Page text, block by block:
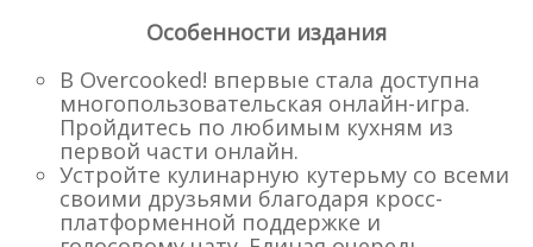
Особенности издания
В Overcooked! впервые стала доступна
многопользовательская онлайн-игра.
Пройдитесь по любимым кухням из
первой части онлайн.
Устройте кулинарную кутерьму со всеми
своими друзьями благодаря кросс-
платформенной поддержке и